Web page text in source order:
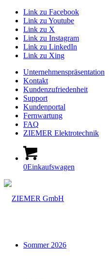
Link zu Facebook
Link zu Youtube
Link zu X
Link zu Instagram
Link zu LinkedIn
Link zu Xing
Unternehmenspräsentation
Kontakt
Kundenzufriedenheit
Support
Kundenportal
Fernwartung
FAQ
ZIEMER Elektrotechnik
0Einkaufswagen
Sommer 2026